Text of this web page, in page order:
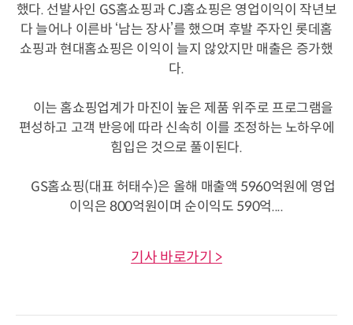
했다. 선발사인 GS홈쇼핑과 CJ홈쇼핑은 영업이익이 작년보
다 늘어나 이른바 ‘남는 장사’를 했으며 후발 주자인 롯데홈
쇼핑과 현대홈쇼핑은 이익이 늘지 않았지만 매출은 증가했
다.
이는 홈쇼핑업계가 마진이 높은 제품 위주로 프로그램을
편성하고 고객 반응에 따라 신속히 이를 조정하는 노하우에
힘입은 것으로 풀이된다.
GS홈쇼핑(대표 허태수)은 올해 매출액 5960억원에 영업
이익은 800억원이며 순이익도 590억....
기사 바로가기 >